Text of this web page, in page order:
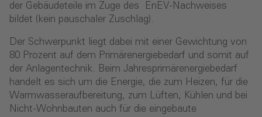
der Gebäudeteile im Zuge des EnEV-Nachweises
bildet (kein pauschaler Zuschlag).
Der Schwerpunkt liegt dabei mit einer Gewichtung von
80 Prozent auf dem Primärenergiebedarf und somit auf
der Anlagentechnik. Beim Jahresprimärenergiebedarf
handelt es sich um die Energie, die zum Heizen, für die
Warmwasseraufbereitung, zum Lüften, Kühlen und bei
Nicht-Wohnbauten auch für die eingebaute